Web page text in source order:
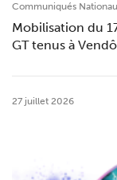
Communiqués
Mobilisation du
GT tenus à
27 juillet 2026